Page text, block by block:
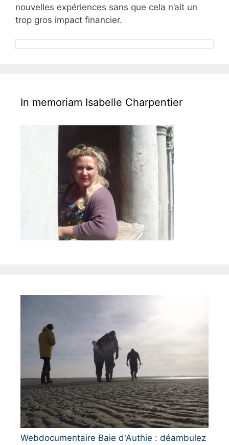
nouvelles expériences sans que cela n’ait un
trop gros impact financier.
In memoriam Isabelle Charpentier
Webdocumentaire Baie d'Authie : déambulez